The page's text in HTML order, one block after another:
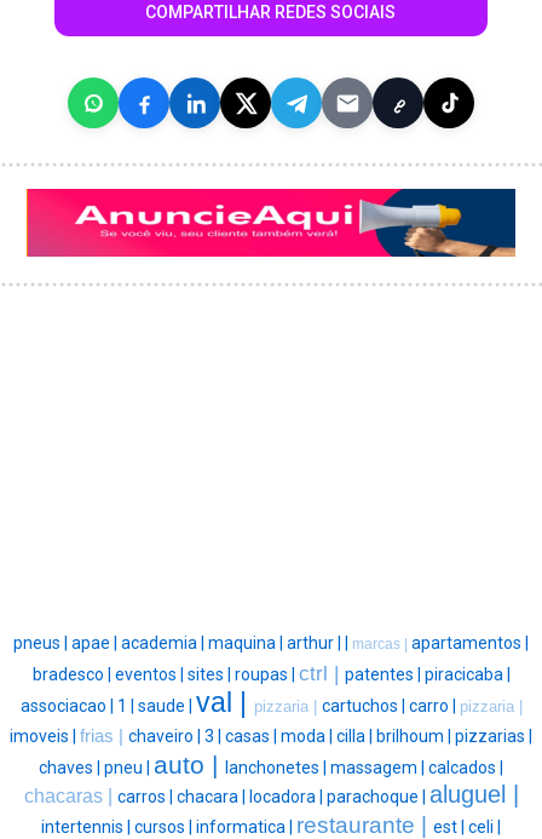
COMPARTILHAR REDES SOCIAIS
pneus | apae | academia | maquina | arthur | marcas | apartamentos |
bradesco | eventos | sites | roupas | ctrl | patentes | piracicaba |
associacao | 1 | saude | val | pizzaria | cartuchos | carro | pizzaria |
imoveis | frias | chaveiro | 3 | casas | moda | cilla | brilhoum | pizzarias |
chaves | pneu | auto | lanchonetes | massagem | calcados |
chacaras | carros | chacara | locadora | parachoque | aluguel |
intertennis | cursos | informatica | restaurante | est | celi |